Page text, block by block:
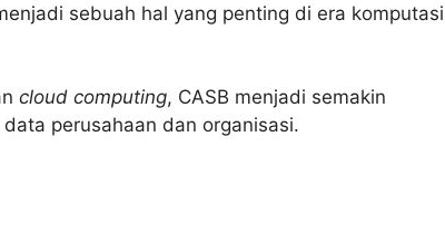
sebuah hal yang penting di era komputasi
cloud computing, CASB menjadi semakin
perusahaan dan organisasi.